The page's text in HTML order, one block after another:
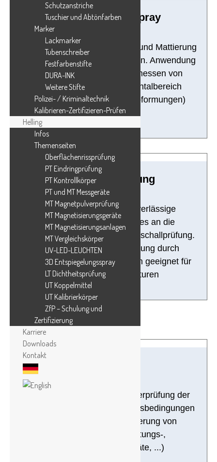
Anti-Reflexionsspray
Hervorragende Entspiegelung und Mattierung
von reflektierenden Oberflächen. Anwendung
vor dem Scannen und Vermessen von
Bauteilen (ZfP) oder im Dentalbereich
(Gipsmodelle, Wax Up`s, Abformungen)
Ultraschallprüfung
Ultraschallprüfgeräte. Zuverlässige
Ankopplung des Prüfkopfes an die
Prüfteiloberfläche bei der Ultraschallprüfung.
Verlustfreie Schallübertragung durch
HELLING Koppelpasten; auch geeignet für
hohe Bauteiltemperaturen
Moderne Messgeräte zur Überprüfung der
Prüfparameter und Umgebungsbedingungen
bei ZfP-Verfahren. Kalibrierung von
Messgeräten (Beleuchtungs-,
Bestrahlungsmessgeräte, ...)
Schutzanstriche
Tuschier und Abtönfarben
Marker
Lackmarker
Tubenschreiber
Festfarbenstifte
DURA-INK
Weitere Stifte
Polizei- / Kriminaltechnik
Kalibrieren-Zertifizieren-Prüfen
Helling
Infos
Themenseiten
Oberflächen­rissprüfung
PT Eindringprüfung
PT Kontrollkörper
PT und MT Messgeräte
MT Magnetpulverprüfung
MT Magnetisierungsgeräte
MT Magnetisierungsanlagen
MT Vergleichskörper
UV-LED-LEUCHTEN
3D Entspiegelungsspray
LT Dichtheitsprüfung
UT Koppelmittel
UT Kalibrierkörper
ZfP – Schulung und
Zertifizierung
Karriere
Downloads
Kontakt